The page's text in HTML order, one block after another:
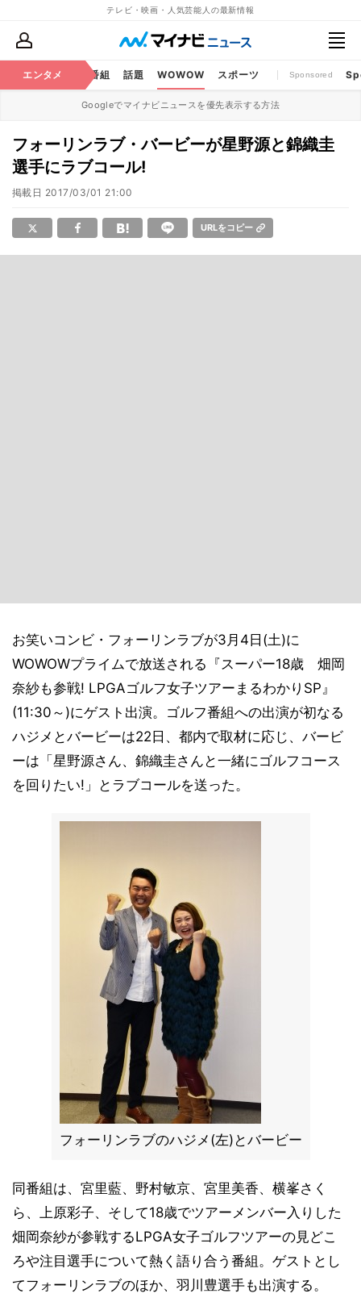
テレビ・映画・人気芸能人の最新情報
エンタメBS・CS番組 話題 WOWOW スポーツ Sponsored
Googleでマイナビニュースを優先表示する方法
フォーリンラブ・バービーが星野源と錦織圭
選手にラブコール!
掲載日 2017/03/01 21:00
URLをコピー
お笑いコンビ・フォーリンラブが3月4日(土)に
WOWOWプライムで放送される『スーパー18歳 畑岡
奈紗も参戦! LPGAゴルフ女子ツアーまるわかりSP』
(11:30～)にゲスト出演。ゴルフ番組への出演が初なる
ハジメとバービーは22日、都内で取材に応じ、バービ
ーは「星野源さん、錦織圭さんと一緒にゴルフコース
を回りたい!」とラブコールを送った。
フォーリンラブのハジメ(左)とバービー
同番組は、宮里藍、野村敏京、宮里美香、横峯さく
ら、上原彩子、そして18歳でツアーメンバー入りした
畑岡奈紗が参戦するLPGA女子ゴルフツアーの見どこ
ろや注目選手について熱く語り合う番組。ゲストとし
てフォーリンラブのほか、羽川豊選手も出演する。